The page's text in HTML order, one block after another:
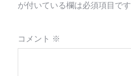
が付いている欄は必須項目です
コメント ※